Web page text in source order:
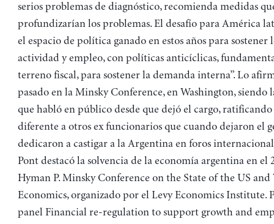
serios problemas de diagnóstico, recomienda medidas
profundizarían los problemas. El desafío para América
el espacio de política ganado en estos años para sostener
actividad y empleo, con políticas anticíclicas,
terreno fiscal, para sostener la demanda interna”. Lo
pasado en la Minsky Conference, en Washington, siendo
que habló en público desde que dejó el cargo, ratificando
diferente a otros ex funcionarios que cuando dejaron el
dedicaron a castigar a la Argentina en foros
Pont destacó la solvencia de la economía argentina en
Hyman P. Minsky Conference on the State of the US
Economics, organizado por el Levy Economics Institute.
panel Financial re-regulation to support growth and